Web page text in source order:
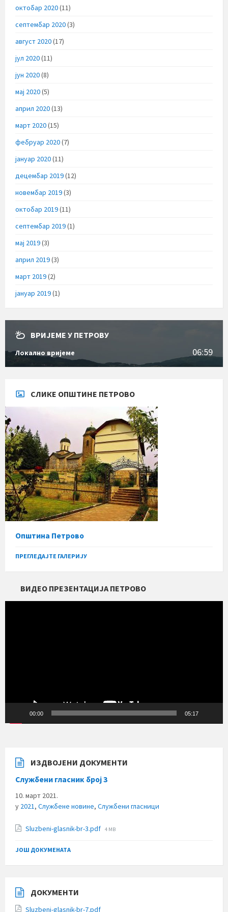
октобар 2020(11)
септембар 2020(3)
август 2020(17)
јул 2020(11)
јун 2020(8)
мај 2020(5)
април 2020(13)
март 2020(15)
фебруар 2020(7)
јануар 2020(11)
децембар 2019(12)
новембар 2019(3)
октобар 2019(11)
септембар 2019(1)
мај 2019(3)
април 2019(3)
март 2019(2)
јануар 2019(1)
ВРИЈЕМЕ У ПЕТРОВУ
Локално вријеме 06:59
СЛИКЕ ОПШТИНЕ ПЕТРОВО
Општина Петрово
ПРЕГЛЕДАЈТЕ ГАЛЕРИЈУ
ВИДЕО ПРЕЗЕНТАЦИЈА ПЕТРОВО
00:00 05:17
ИЗДВОЈЕНИ ДОКУМЕНТИ
Службени гласник број 3
10. март 2021.
у 2021, Службене новине, Службени гласници
Sluzbeni-glasnik-br-3.pdf File
4 MB
ЈОШ ДОКУМЕНАТА
ДОКУМЕНТИ
Sluzbeni-glasnik-br-7.pdf